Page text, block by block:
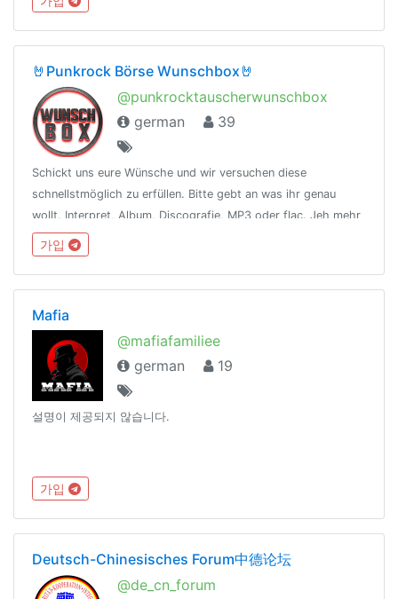
🤘Punkrock Börse Wunschbox🤘
@punkrocktauscherwunschbox
german
39
Schickt uns eure Wünsche und wir versuchen diese
schnellstmöglich zu erfüllen. Bitte gebt an was ihr genau
wollt. Interpret, Album, Discografie, MP3 oder flac. Jeh mehr
Infos desto besser. Let's Rock 🤘Kanal:
https://t.me/punkrocktauscher
가입
Mafia
@mafiafamiliee
german
19
설명이 제공되지 않습니다.
가입
Deutsch-Chinesisches Forum中德论坛
@de_cn_forum